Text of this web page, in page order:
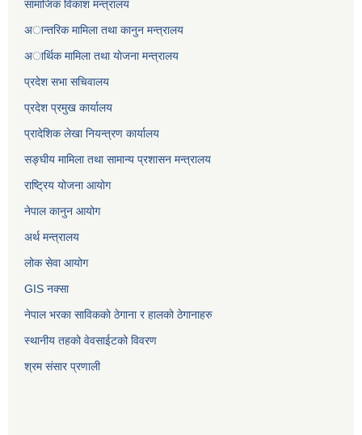
सामाजिक विकाश मन्त्रालय
अान्तरिक मामिला तथा कानुन मन्त्रालय
अार्थिक मामिला तथा याेजना मन्त्रालय
प्रदेश सभा सचिवालय
प्रदेश प्रमुख कार्यालय
प्रादेशिक लेखा नियन्त्रण कार्यालय
सङ्‍घीय मामिला तथा सामान्य प्रशासन मन्त्रालय
राष्ट्रिय योजना आयोग
नेपाल कानुन आयोग
अर्थ मन्त्रालय
लोक सेवा आयोग
GIS नक्सा
नेपाल भरका साविककाे ठेगाना र हालकाे ठेगानाहरु
स्थानीय तहको वेवसाईटको विवरण
श्रम संसार प्रणाली